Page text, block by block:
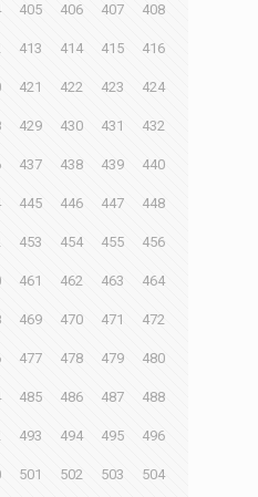
405 406 407 408
413 414 415 416
421 422 423 424
429 430 431 432
437 438 439 440
445 446 447 448
453 454 455 456
461 462 463 464
469 470 471 472
477 478 479 480
485 486 487 488
493 494 495 496
501 502 503 504